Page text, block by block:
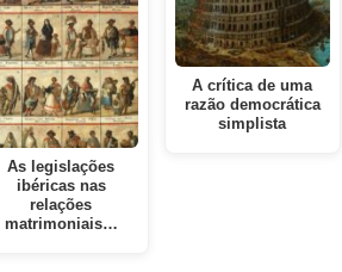
As legislações
ibéricas nas
relações
matrimoniais…
A crítica de uma
razão democrática
simplista